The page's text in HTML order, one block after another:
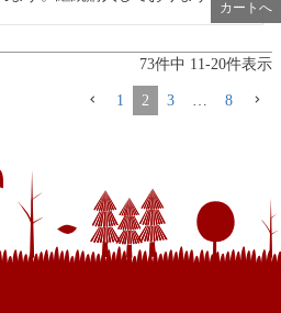
73件中 11-20件表示
1 2 3 … 8
カートへ